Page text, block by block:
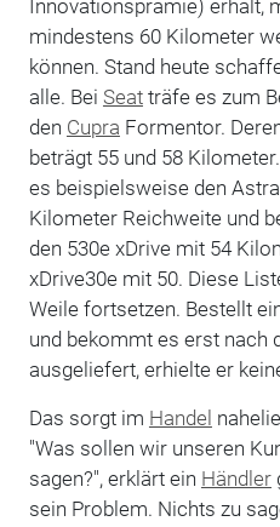
Innovationsprämie) erhält,
mindestens 60 Kilometer
können. Stand heute
alle. Bei Seatträfe es zum
den Cupra Formentor.
beträgt 55 und 58
es beispielsweise den
Kilometer Reichweite und
den 530e xDrive mit 54
xDrive30e mit 50. Diese
Weile fortsetzen. Bestellt
und bekommt es erst nach
ausgeliefert, erhielte er
Das sorgt im Handel
"Was sollen wir unseren
sagen?", erklärt ein Händler
sein Problem. Nichts zu